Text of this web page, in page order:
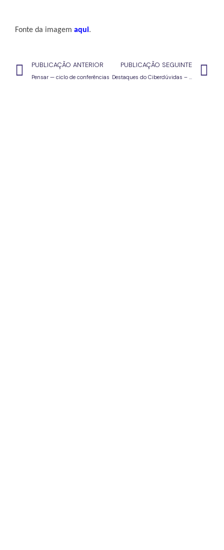
Fonte da imagem aqui.
PUBLICAÇÃO ANTERIOR
Pensar — ciclo de conferências
PUBLICAÇÃO SEGUINTE
Destaques do Ciberdúvidas – 3.7.26